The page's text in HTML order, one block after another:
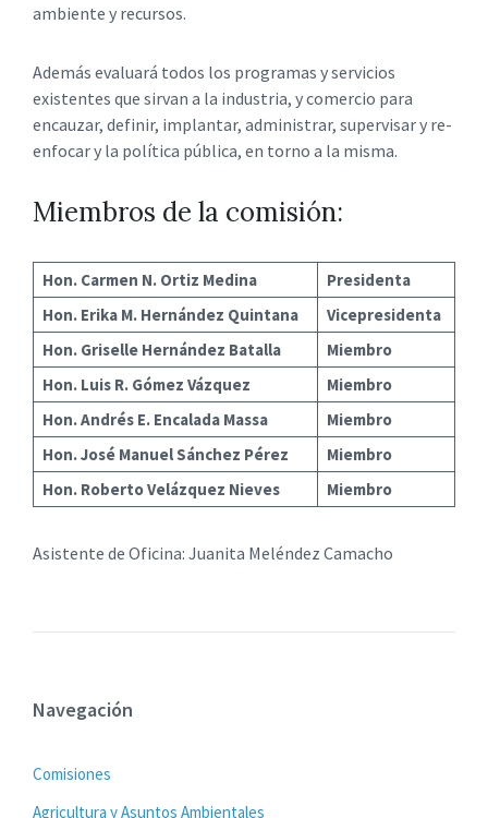
ambiente y recursos.
Además evaluará todos los programas y servicios
existentes que sirvan a la industria, y comercio para
encauzar, definir, implantar, administrar, supervisar y re-
enfocar y la política pública, en torno a la misma.
Miembros de la comisión:
Hon. Carmen N. Ortiz Medina
Presidenta
Hon. Erika M. Hernández Quintana
Vicepresidenta
Hon. Griselle Hernández Batalla
Miembro
Hon. Luis R. Gómez Vázquez
Miembro
Hon. Andrés E. Encalada Massa
Miembro
Hon. José Manuel Sánchez Pérez
Miembro
Hon. Roberto Velázquez Nieves
Miembro
Asistente de Oficina: Juanita Meléndez Camacho
Navegación
Comisiones
Agricultura y Asuntos Ambientales